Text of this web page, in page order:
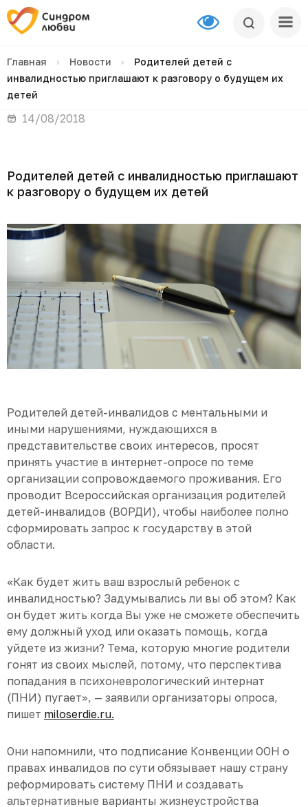
Главная › Новости ›
Родителей детей с
инвалидностью приглашают к разговору о будущем их
детей
14/08/2018
Родителей детей с инвалидностью приглашают
к разговору о будущем их детей
Родителей детей-инвалидов с ментальными и
иными нарушениями, нуждающихся в
представительстве своих интересов, просят
принять участие в интернет-опросе по теме
организации сопровождаемого проживания. Его
проводит Всероссийская организация родителей
детей-инвалидов (ВОРДИ), чтобы наиболее полно
сформировать запрос к государству в этой
области.
«Как будет жить ваш взрослый ребенок с
инвалидностью? Задумывались ли вы об этом? Как
он будет жить когда Вы уже не сможете обеспечить
ему должный уход или оказать помощь, когда
уйдете из жизни? Тема, которую многие родители
гонят из своих мыслей, потому, что перспектива
попадания в психоневрологический интернат
(ПНИ) пугает», — заявили организаторы опроса,
пишет miloserdie.ru.
Они напомнили, что подписание Конвенции ООН о
правах инвалидов по сути обязывает нашу страну
реформировать систему ПНИ и создавать
альтернативные варианты жизнеустройства